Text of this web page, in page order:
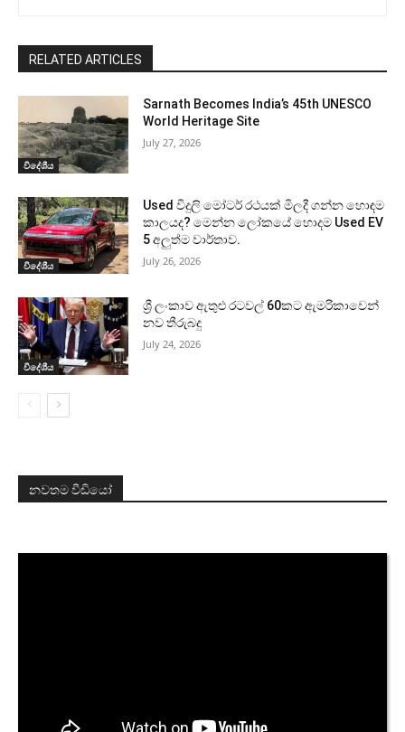
RELATED ARTICLES
විදේශීය
Sarnath Becomes India’s 45th UNESCO
World Heritage Site
July 27, 2026
විදේශීය
Used විදුලි මෝටර් රථයක් මිලදී ගන්න හොඳම
කාලයද? මෙන්න ලෝකයේ හොදම Used EV
5 අලුත්ම වාර්තාව.
July 26, 2026
විදේශීය
ශ්‍රී ලංකාව ඇතුළු රටවල් 60කට ඇමරිකාවෙන්
නව තීරුබදු
July 24, 2026
නවතම වීඩියෝ